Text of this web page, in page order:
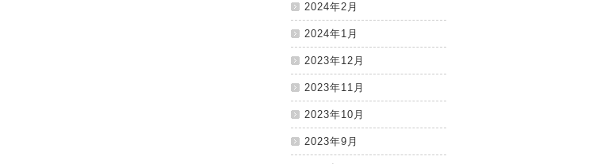
2024年2月
2024年1月
2023年12月
2023年11月
2023年10月
2023年9月